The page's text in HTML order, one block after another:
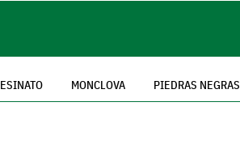
MONCLOVA PIEDRAS NEGRAS